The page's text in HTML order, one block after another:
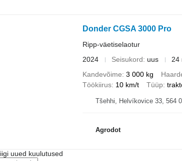
Donder CGSA 3000 Pro
Ripp-väetiselaotur
2024
Seisukord uus
24
Kandevõime 3 000 kg
Töökiirus 10 km/t Tüüp
Tšehhi, Helvíkovice 33, 564
Agrodot
uued kuulutused